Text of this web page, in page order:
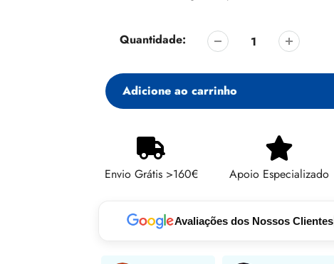
Quantidade:
Adicione ao carrinho
seu
Envio Grátis >160€ Apoio Especializado
Avaliações dos Nossos Clientes